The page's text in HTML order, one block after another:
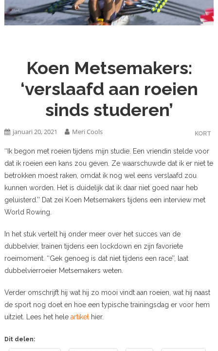
Koen Metsemakers:
‘verslaafd aan roeien
sinds studeren’
KORT
januari 20, 2021 Meri Cools
‘‘Ik begon met roeien tijdens mijn studie. Een vriendin stelde voor
dat ik roeien een kans zou geven. Ze waarschuwde dat ik er niet te
betrokken moest raken, omdat ik nog wel eens verslaafd zou
kunnen worden. Het is duidelijk dat ik daar niet goed naar heb
geluisterd.’’ Dat zei Koen Metsemakers tijdens een interview met
World Rowing.
In het stuk vertelt hij onder meer over het succes van de
dubbelvier, trainen tijdens een lockdown en zijn favoriete
roeimoment. ‘‘Gek genoeg is dat niet tijdens een race’’, laat
dubbelvierroeier Metsemakers weten.
Verder omschrijft hij wat hij zo mooi vindt aan roeien, wat hij naast
de sport nog doet en hoe een typische trainingsdag er voor hem
uitziet. Lees het hele artikelhier.
Dit delen: